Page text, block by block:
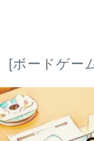
[ボードゲー